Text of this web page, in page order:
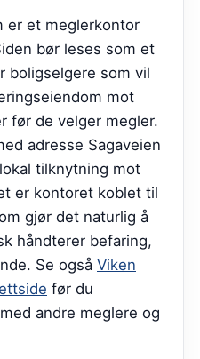
er et meglerkontor
bør leses som et
boligselgere som vil
mot
før de velger megler.
adresse Sagaveien
tilknytning mot
er kontoret koblet til
gjør det naturlig å
håndterer befaring,
Se også Viken
før du
andre meglere og